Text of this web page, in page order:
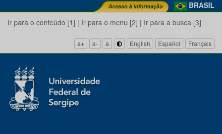
BRASIL
Ir para o conteúdo [1] | Ir para o menu [2] | Ir para a busca [3]
a+ a- a English Español Français